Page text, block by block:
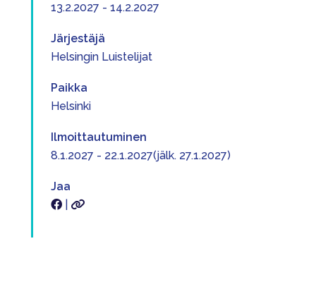
13.2.2027 - 14.2.2027
Järjestäjä
Helsingin Luistelijat
Paikka
Helsinki
Ilmoittautuminen
8.1.2027 - 22.1.2027(jälk. 27.1.2027)
Jaa